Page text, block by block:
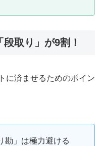
取り」が9割！
に済ませるためのポイン
勘」は極力避ける